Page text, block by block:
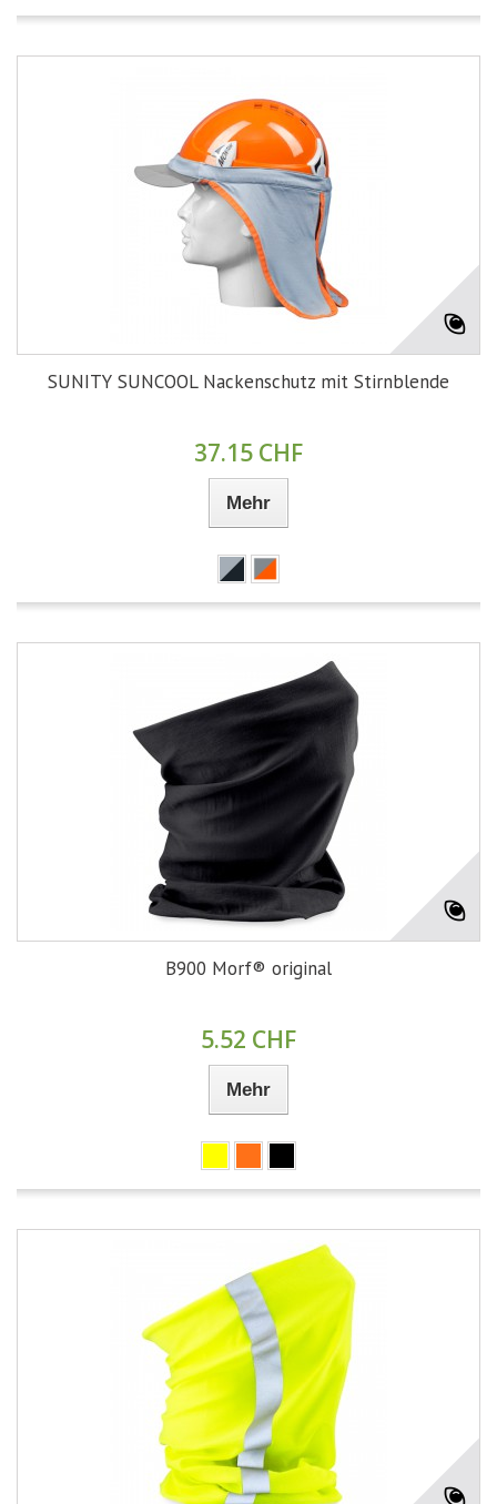
SUNITY SUNCOOL Nackenschutz mit Stirnblende
37.15 CHF
Mehr
B900 Morf® original
5.52 CHF
Mehr